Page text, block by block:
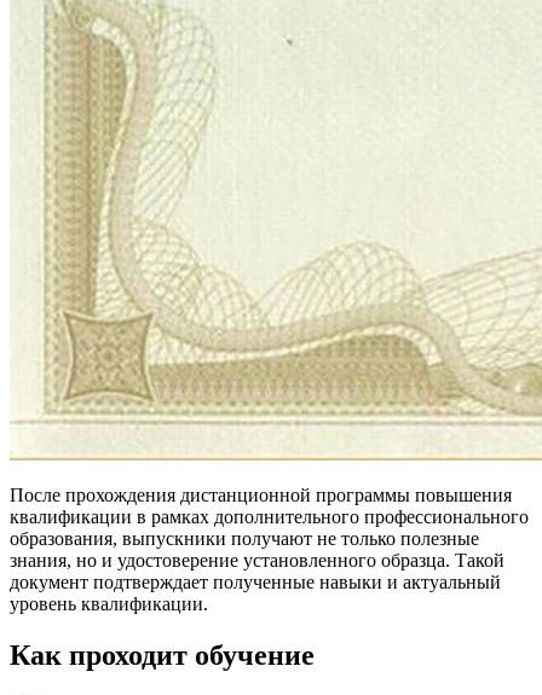
После прохождения дистанционной программы повышения
квалификации в рамках дополнительного профессионального
образования, выпускники получают не только полезные
знания, но и удостоверение установленного образца. Такой
документ подтверждает полученные навыки и актуальный
уровень квалификации.
Как проходит обучение